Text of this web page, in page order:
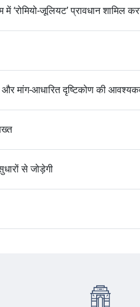
में ‘रोमियो-जूलियट’ प्रावधान शामिल
मांग-आधारित दृष्टिकोण की
से जोड़ेगी